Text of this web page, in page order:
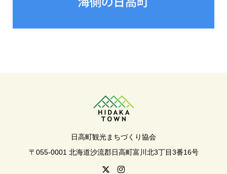
日高町観光まちづくり協会
〒055-0001 北海道沙流郡日高町富川北3丁目3番16号